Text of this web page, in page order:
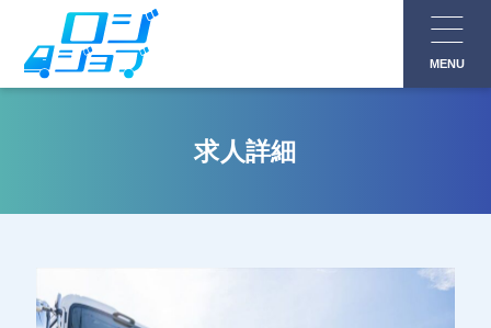
MENU
求人詳細